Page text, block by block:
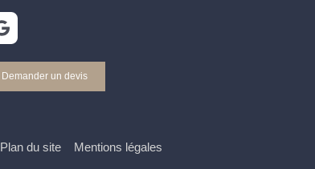
Demander un devis
Plan du site
Mentions légales